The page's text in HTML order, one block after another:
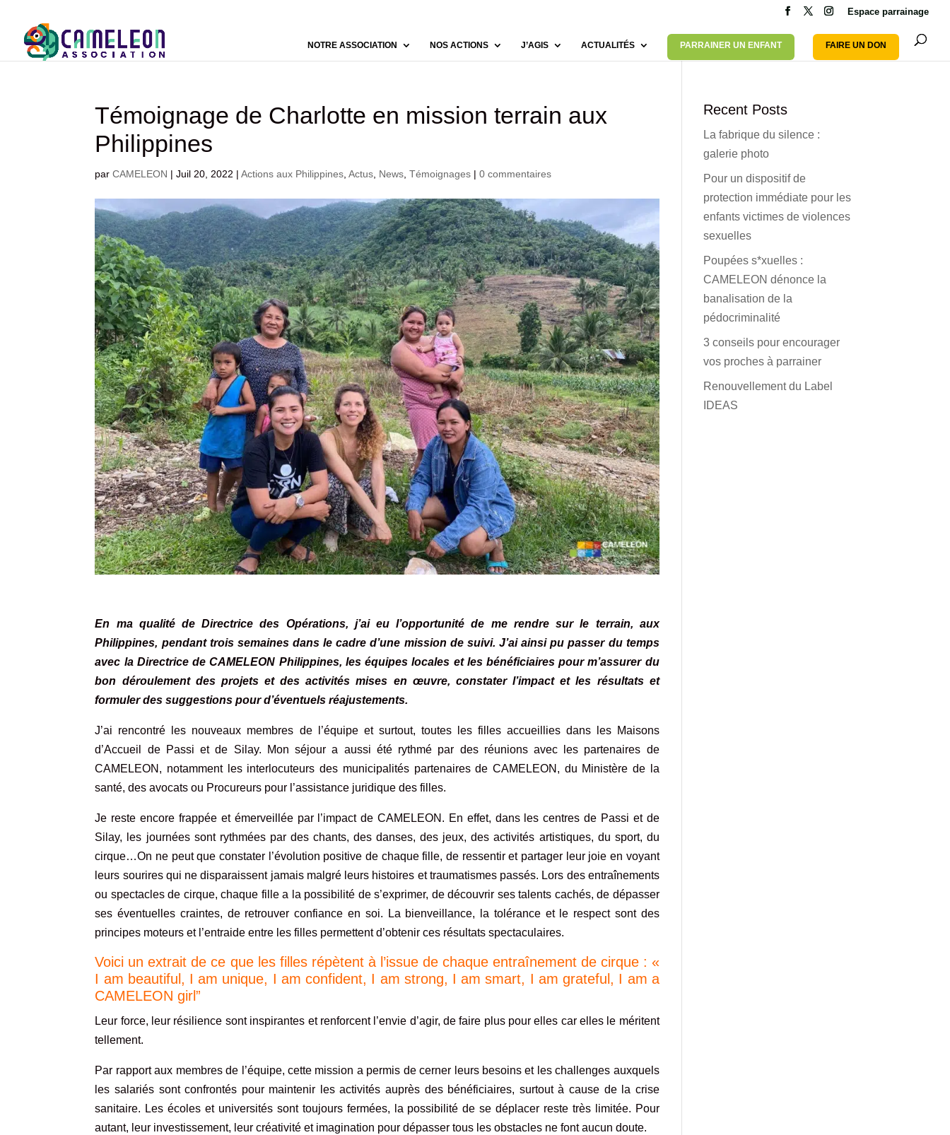
Espace parrainage
NOTRE ASSOCIATION NOS ACTIONS J’AGIS ACTUALITÉS PARRAINER UN ENFANT FAIRE UN DON
Témoignage de Charlotte en mission terrain aux
Philippines
parCAMELEON |Juil 20, 2022 |Actions aux Philippines ,Actus News ,Témoignages |0 commentaires
En ma qualité de Directrice des Opérations, j’ai eu l’opportunité de me rendre sur le terrain, aux
Philippines, pendant trois semaines dans le cadre d’une mission de suivi. J’ai ainsi pu passer du temps
avec la Directrice de CAMELEON Philippines, les équipes locales et les bénéficiaires pour m’assurer du
bon déroulement des projets et des activités mises en œuvre, constater l’impact et les résultats et
formuler des suggestions pour d’éventuels réajustements.
J’ai rencontré les nouveaux membres de l’équipe et surtout, toutes les filles accueillies dans les Maisons
d’Accueil de Passi et de Silay. Mon séjour a aussi été rythmé par des réunions avec les partenaires de
CAMELEON, notamment les interlocuteurs des municipalités partenaires de CAMELEON, du Ministère de la
santé, des avocats ou Procureurs pour l’assistance juridique des filles.
Je reste encore frappée et émerveillée par l’impact de CAMELEON. En effet, dans les centres de Passi et de
Silay, les journées sont rythmées par des chants, des danses, des jeux, des activités artistiques, du sport, du
cirque…On ne peut que constater l’évolution positive de chaque fille, de ressentir et partager leur joie en voyant
leurs sourires qui ne disparaissent jamais malgré leurs histoires et traumatismes passés. Lors des entraînements
ou spectacles de cirque, chaque fille a la possibilité de s’exprimer, de découvrir ses talents cachés, de dépasser
ses éventuelles craintes, de retrouver confiance en soi. La bienveillance, la tolérance et le respect sont des
principes moteurs et l’entraide entre les filles permettent d’obtenir ces résultats spectaculaires.
Voici un extrait de ce que les filles répètent à l’issue de chaque entraînement de cirque : «
I am beautiful, I am unique, I am confident, I am strong, I am smart, I am grateful, I am a
CAMELEON girl”
Leur force, leur résilience sont inspirantes et renforcent l’envie d’agir, de faire plus pour elles car elles le méritent
tellement.
Par rapport aux membres de l’équipe, cette mission a permis de cerner leurs besoins et les challenges auxquels
les salariés sont confrontés pour maintenir les activités auprès des bénéficiaires, surtout à cause de la crise
sanitaire. Les écoles et universités sont toujours fermées, la possibilité de se déplacer reste très limitée. Pour
autant, leur investissement, leur créativité et imagination pour dépasser tous les obstacles ne font aucun doute.
Recent Posts
La fabrique du silence :
galerie photo
Pour un dispositif de
protection immédiate pour les
enfants victimes de violences
sexuelles
Poupées s*xuelles :
CAMELEON dénonce la
banalisation de la
pédocriminalité
3 conseils pour encourager
vos proches à parrainer
Renouvellement du Label
IDEAS